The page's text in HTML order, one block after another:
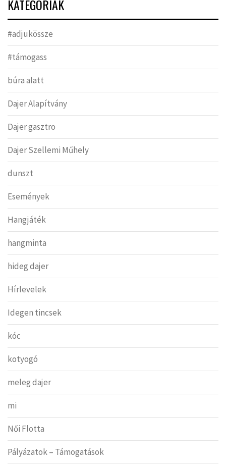
KATEGÓRIÁK
#adjukössze
#támogass
búra alatt
Dajer Alapítvány
Dajer gasztro
Dajer Szellemi Műhely
dunszt
Események
Hangjáték
hangminta
hideg dajer
Hírlevelek
Idegen tincsek
kóc
kotyogó
meleg dajer
mi
Női Flotta
Pályázatok – Támogatások